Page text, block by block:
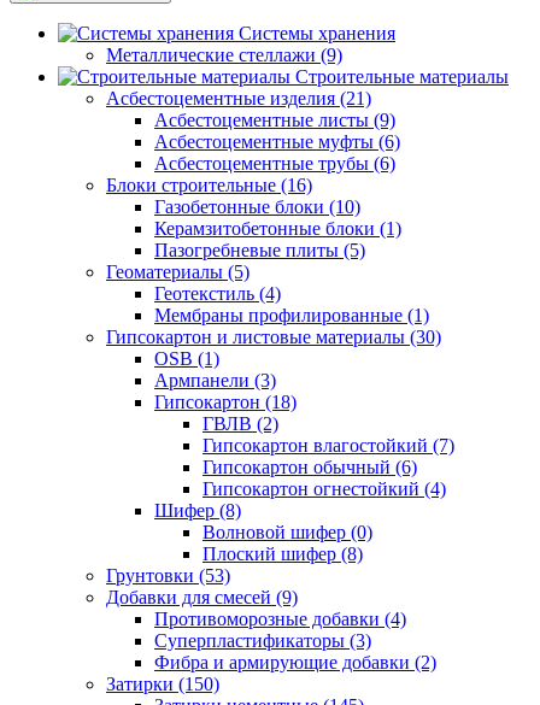
Системы хранения
Металлические стеллажи (9)
Строительные материалы
Асбестоцементные изделия (21)
Асбестоцементные листы (9)
Асбестоцементные муфты (6)
Асбестоцементные трубы (6)
Блоки строительные (16)
Газобетонные блоки (10)
Керамзитобетонные блоки (1)
Пазогребневые плиты (5)
Геоматериалы (5)
Геотекстиль (4)
Мембраны профилированные (1)
Гипсокартон и листовые материалы (30)
OSB (1)
Армпанели (3)
Гипсокартон (18)
ГВЛВ (2)
Гипсокартон влагостойкий (7)
Гипсокартон обычный (6)
Гипсокартон огнестойкий (4)
Шифер (8)
Волновой шифер (0)
Плоский шифер (8)
Грунтовки (53)
Добавки для смесей (9)
Противоморозные добавки (4)
Суперпластификаторы (3)
Фибра и армирующие добавки (2)
Затирки (150)